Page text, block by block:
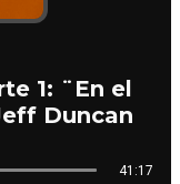
1: ¨En el
Duncan
41:17